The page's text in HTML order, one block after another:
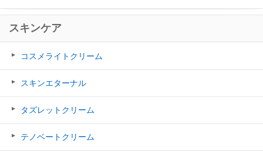
スキンケア
コスメライトクリーム
スキンエターナル
タズレットクリーム
テノベートクリーム